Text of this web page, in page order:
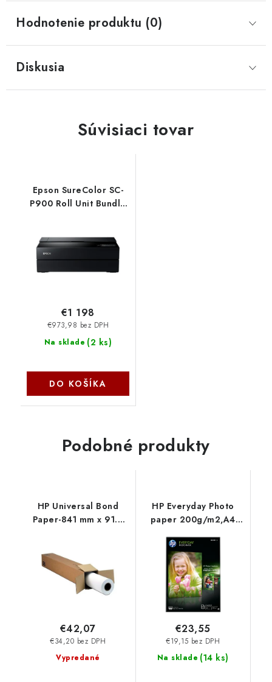
Hodnotenie produktu (0)
Diskusia
Súvisiaci tovar
Epson SureColor SC-
P900 Roll Unit Bundle
Na sklade (2 ks)
€973,98 bez DPH
€1 198
DO KOŠÍKA
Podobné produkty
HP Universal Bond
Paper-841 mm x 91.4
Vypredané
€34,20 bez DPH
€42,07
HP Everyday Photo
paper 200g/m2,A4
Na sklade (14 ks)
€19,15 bez DPH
€23,55